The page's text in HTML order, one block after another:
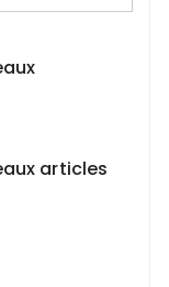
articles